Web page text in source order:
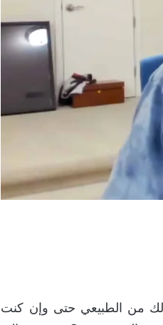
من الطبيعي حتى وإن كنت